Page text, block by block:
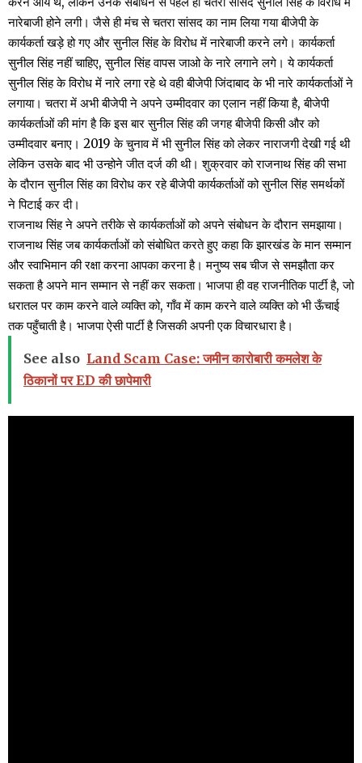
नारेबाजी होने लगी। जैसे ही मंच से चतरा सांसद का नाम लिया गया बीजेपी के
कार्यकर्ता खड़े हो गए और सुनील सिंह के विरोध में नारेबाजी करने लगे। कार्यकर्ता
सुनील सिंह नहीं चाहिए, सुनील सिंह वापस जाओ के नारे लगाने लगे। ये कार्यकर्ता
सुनील सिंह के विरोध में नारे लगा रहे थे वही बीजेपी जिंदाबाद के भी नारे कार्यकर्ताओं ने
लगाया। चतरा में अभी बीजेपी ने अपने उम्मीदवार का एलान नहीं किया है, बीजेपी
कार्यकर्ताओं की मांग है कि इस बार सुनील सिंह की जगह बीजेपी किसी और को
उम्मीदवार बनाए। 2019 के चुनाव में भी सुनील सिंह को लेकर नाराजगी देखी गई थी
लेकिन उसके बाद भी उन्होने जीत दर्ज की थी। शुक्रवार को राजनाथ सिंह की सभा
के दौरान सुनील सिंह का विरोध कर रहे बीजेपी कार्यकर्ताओं को सुनील सिंह समर्थकों
ने पिटाई कर दी।
राजनाथ सिंह ने अपने तरीके से कार्यकर्ताओं को अपने संबोधन के दौरान समझाया।
राजनाथ सिंह जब कार्यकर्ताओं को संबोधित करते हुए कहा कि झारखंड के मान सम्मान
और स्वाभिमान की रक्षा करना आपका करना है। मनुष्य सब चीज से समझौता कर
सकता है अपने मान सम्मान से नहीं कर सकता। भाजपा ही वह राजनीतिक पार्टी है, जो
धरातल पर काम करने वाले व्यक्ति को, गाँव में काम करने वाले व्यक्ति को भी ऊँचाई
तक पहुँचाती है। भाजपा ऐसी पार्टी है जिसकी अपनी एक विचारधारा है।
See also Land Scam Case: जमीन कारोबारी कमलेश के
ठिकानों पर ED की छापेमारी